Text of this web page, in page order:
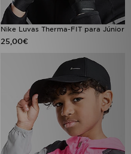
Nike Luvas Therma-FIT para Júnior
25,00€